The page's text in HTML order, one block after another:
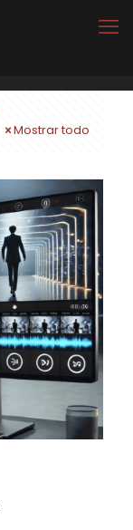
Mostrar todo